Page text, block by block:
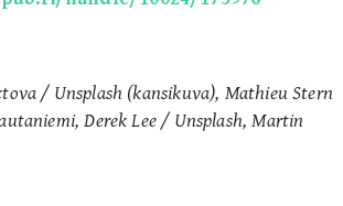
/ Unsplash (kansikuva), Mathieu Stern
Derek Lee / Unsplash, Martin